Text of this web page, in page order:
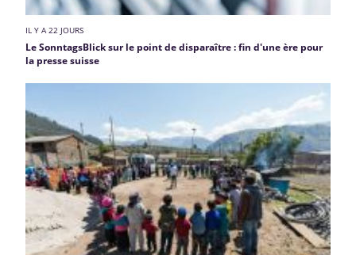
IL Y A 22 JOURS
Le SonntagsBlick sur le point de disparaître : fin d'une ère pour
la presse suisse